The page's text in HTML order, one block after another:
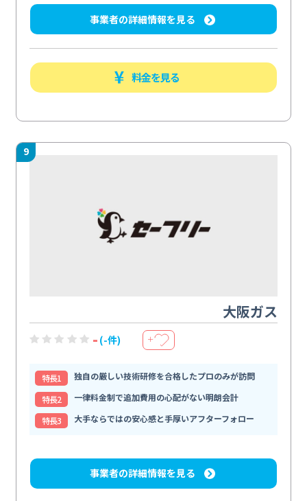
事業者の詳細情報を見る
料金を見る
9
大阪ガス
- (-件) ＋
特⻑1
独自の厳しい技術研修を合格したプロのみが訪問
特⻑2
一律料金制で追加費用の心配がない明朗会計
特⻑3
大手ならではの安心感と手厚いアフターフォロー
事業者の詳細情報を見る